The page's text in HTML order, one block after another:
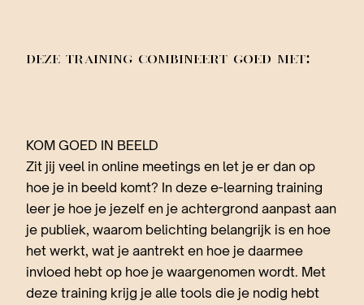
DEZE TRAINING COMBINEERT GOED MET:
KOM GOED IN BEELD
Zit jij veel in online meetings en let je er dan op
hoe je in beeld komt? In deze e-learning training
leer je hoe je jezelf en je achtergrond aanpast aan
je publiek, waarom belichting belangrijk is en hoe
het werkt, wat je aantrekt en hoe je daarmee
invloed hebt op hoe je waargenomen wordt. Met
deze training krijg je alle tools die je nodig hebt